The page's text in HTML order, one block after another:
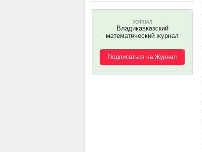
ЖУРНАЛ
Владикавказский
математический журнал
Подписаться на Журнал